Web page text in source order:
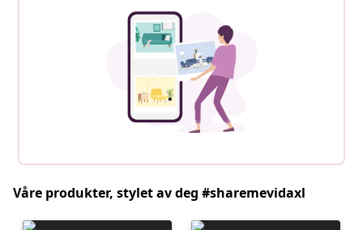
Våre produkter, stylet av deg #sharemevidaxl